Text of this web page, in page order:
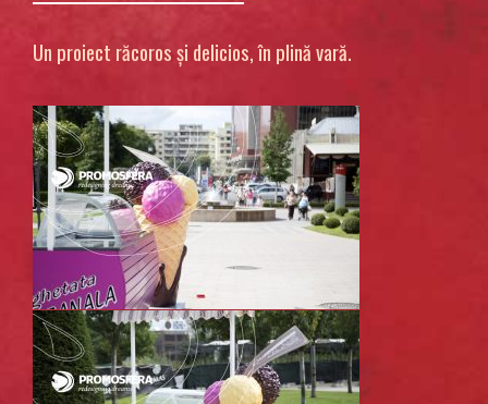
Un proiect răcoros și delicios, în plină vară.